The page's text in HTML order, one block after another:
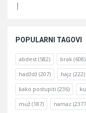
|
POPULARNI TAGOVI
abdest (582) brak (608)
hadždž (207) hajz (222)
kako postupiti (236)
muž (187) namaz